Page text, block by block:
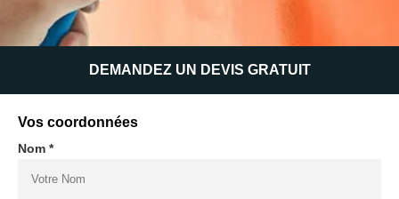
DEMANDEZ UN DEVIS GRATUIT
Vos coordonnées
Nom *